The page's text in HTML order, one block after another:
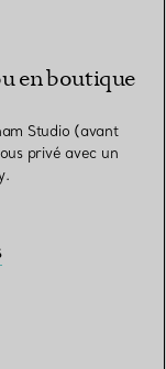
en boutique
Studio (avant
privé avec un